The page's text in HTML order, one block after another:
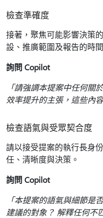
檢查準確度
接著，聚焦可能影響決策
設、推廣範圍及報告的時
詢問 Copilot
「請強調本提案中任何關
效率提升的主張，這些內
檢查語氣與受眾契合度
請以接受提案的執行長身
任、清晰度與決策。
詢問 Copilot
「本提案的語氣與細節是
建議的對象？ 解釋任何不